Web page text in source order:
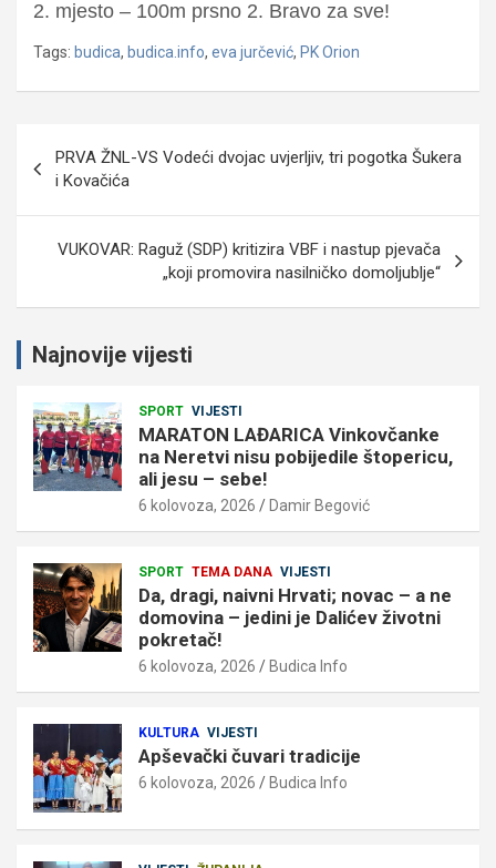
2. mjesto – 100m prsno 2. Bravo za sve!
Tags: budica, budica.info, eva jurčević, PK Orion
Navigacija
objava
PRVA ŽNL-VS Vodeći dvojac uvjerljiv, tri pogotka Šukera
i Kovačića
VUKOVAR: Raguž (SDP) kritizira VBF i nastup pjevača
„koji promovira nasilničko domoljublje“
Najnovije vijesti
SPORT VIJESTI
MARATON LAĐARICA Vinkovčanke
na Neretvi nisu pobijedile štopericu,
ali jesu – sebe!
6 kolovoza, 2026 Damir Begović
SPORT TEMA DANA VIJESTI
Da, dragi, naivni Hrvati; novac – a ne
domovina – jedini je Dalićev životni
pokretač!
6 kolovoza, 2026 Budica Info
KULTURA VIJESTI
Apševački čuvari tradicije
6 kolovoza, 2026 Budica Info